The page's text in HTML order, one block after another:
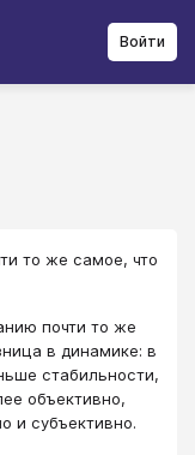
Войти
то же самое, что
почти то же
в динамике: в
стабильности,
объективно,
и субъективно.